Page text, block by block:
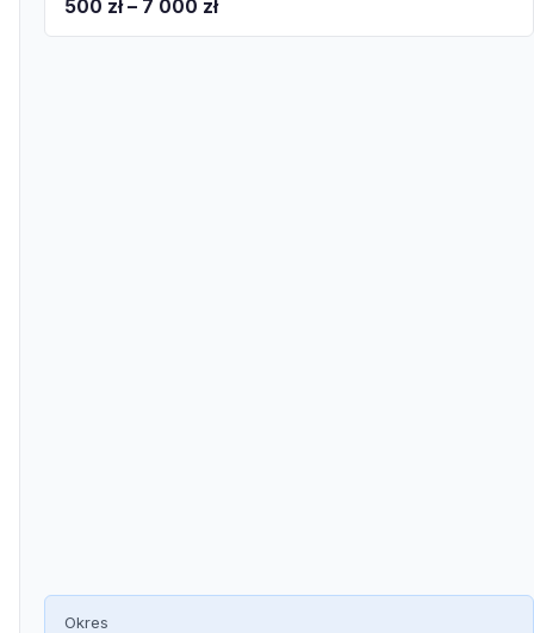
500 zł – 7 000 zł
Okres